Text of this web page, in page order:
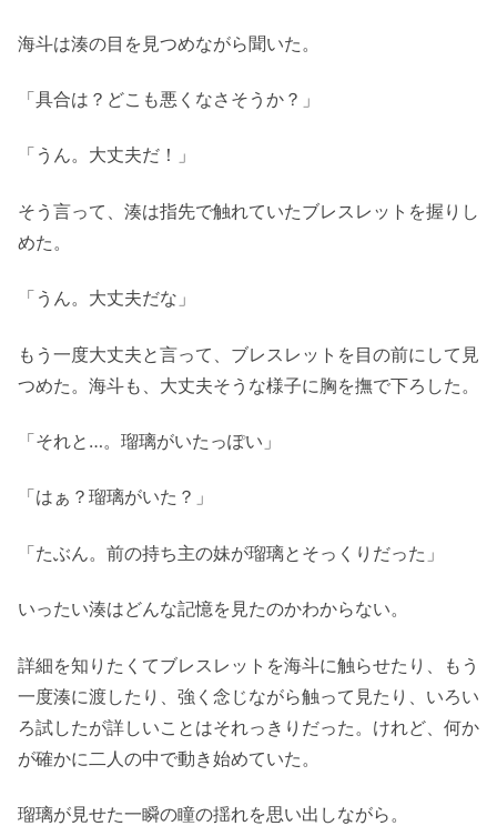
海斗は湊の目を見つめながら聞いた。
「具合は？どこも悪くなさそうか？」
「うん。大丈夫だ！」
そう言って、湊は指先で触れていたブレスレットを握りし
めた。
「うん。大丈夫だな」
もう一度大丈夫と言って、ブレスレットを目の前にして見
つめた。海斗も、大丈夫そうな様子に胸を撫で下ろした。
「それと…。瑠璃がいたっぽい」
「はぁ？瑠璃がいた？」
「たぶん。前の持ち主の妹が瑠璃とそっくりだった」
いったい湊はどんな記憶を見たのかわからない。
詳細を知りたくてブレスレットを海斗に触らせたり、もう
一度湊に渡したり、強く念じながら触って見たり、いろい
ろ試したが詳しいことはそれっきりだった。けれど、何か
が確かに二人の中で動き始めていた。
瑠璃が見せた一瞬の瞳の揺れを思い出しながら。